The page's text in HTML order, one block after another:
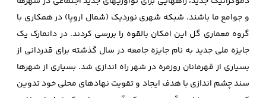
و جوامع ما باشند. شبکه شهری نوردیک (شمال اروپا) در همکاری با
گروه معماری گل این امکان بالقوه را بررسی کردند. در دانمارک یک
جایزه ملی جدید به نام جایزه جامعه در سال گذشته برای قدردانی از
بسیاری از قهرمانان روزمره در شهر راه اندازی شد. بسیاری از شهرها
سند چشم اندازی با هدف ایجاد و تقویت نهادهای محلی خود تدوین